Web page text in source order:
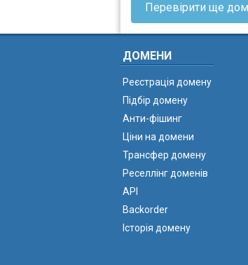
Перевірити ще
ДОМЕНИ
Реєстрація домену
Підбір домену
Анти-фішинг
Ціни на домени
Трансфер домену
Реселлінг доменів
API
Backorder
Історія домену